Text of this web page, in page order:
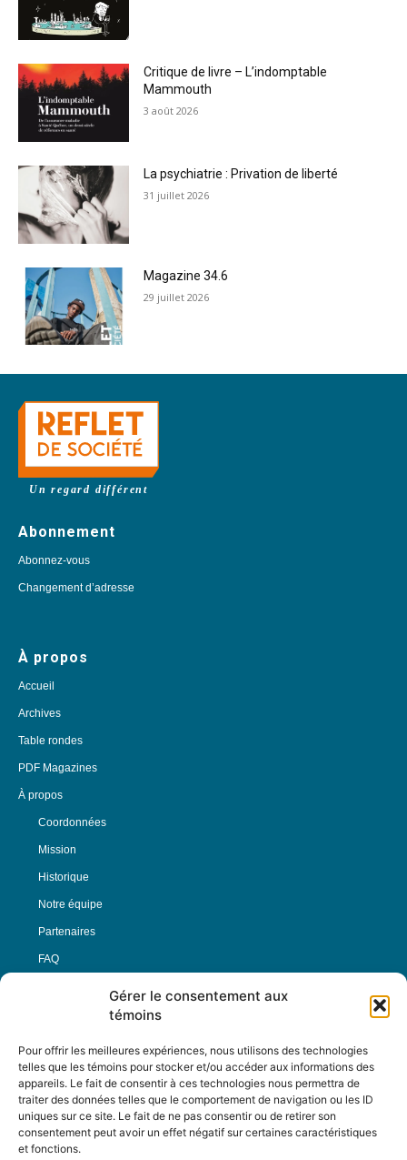
Gérer le consentement aux
témoins
Pour offrir les meilleures expériences, nous utilisons des technologies
telles que les témoins pour stocker et/ou accéder aux informations des
appareils. Le fait de consentir à ces technologies nous permettra de
traiter des données telles que le comportement de navigation ou les ID
uniques sur ce site. Le fait de ne pas consentir ou de retirer son
consentement peut avoir un effet négatif sur certaines caractéristiques
et fonctions.
Critique de livre – L’indomptable
Mammouth
3 août 2026
La psychiatrie : Privation de liberté
31 juillet 2026
Magazine 34.6
29 juillet 2026
Un regard différent
Abonnement
Abonnez-vous
Changement d’adresse
À propos
Accueil
Archives
Table rondes
PDF Magazines
À propos
Coordonnées
Mission
Historique
Notre équipe
Partenaires
FAQ
Nous Suivre